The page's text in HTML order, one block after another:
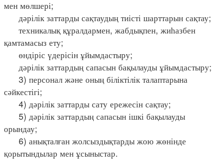
мен мөлшері;
дәрілік заттарды сақтаудың тиісті шарттарын сақтау;
техникалық құралдармен, жабдықпен, жиһазбен
қамтамасыз ету;
өндіріс үдерісін ұйымдастыру;
дәрілік заттардың сапасын бақылауды ұйымдастыру;
3) персонал және оның біліктілік талаптарына
сәйкестігі;
4) дәрілік заттарды сату ережесін сақтау;
5) дәрілік заттардың сапасын ішкі бақылауды
орындау;
6) анықталған жолсыздықтарды жою жөнінде
қорытындылар мен ұсыныстар.